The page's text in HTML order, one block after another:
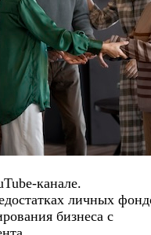
канале.
личных
бизнеса с